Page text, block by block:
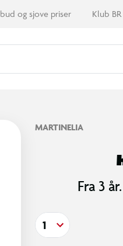
og sjove priser Klub BR
MARTINELIA
Fra 3
1